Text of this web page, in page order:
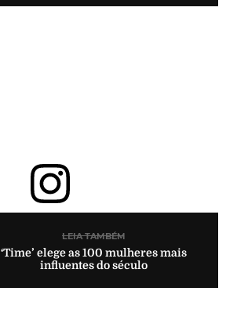
LEIA TAMBÉM
‘Time’ elege as 100 mulheres mais
influentes do século